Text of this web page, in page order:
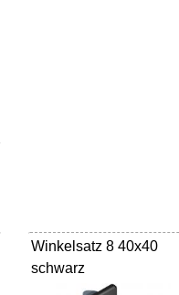
Winkelsatz 8 40x40
schwarz